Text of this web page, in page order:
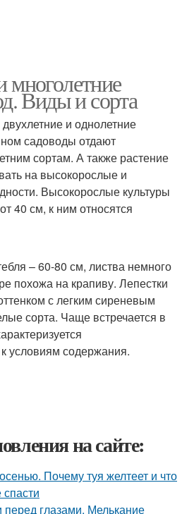
многолетние
Виды и сорта
и однолетние
садоводы отдают
сортам. А также растение
на высокорослые и
Высокорослые культуры
40 см, к ним относятся
– 60-80 см, листва немного
похожа на крапиву. Лепестки
с легким сиреневым
сорта. Чаще встречается в
условиям содержания.
на сайте:
Почему туя желтеет и что
глазами. Мелькание